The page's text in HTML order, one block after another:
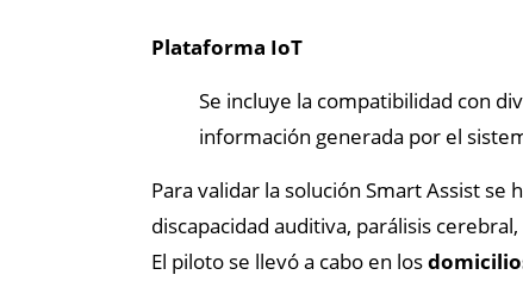
Plataforma IoT
Se incluye la compatibilidad con
información generada por el
Para validar la solución Smart Assist
discapacidad auditiva, parálisis
El piloto se llevó a cabo en los